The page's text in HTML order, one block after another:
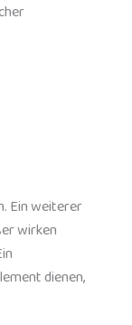
Ein weiterer
wirken
dienen,